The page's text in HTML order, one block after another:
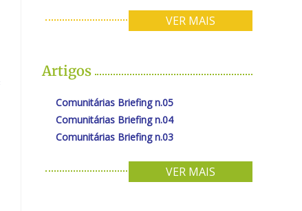
VER MAIS
Artigos
Comunitárias Briefing n.05
Comunitárias Briefing n.04
Comunitárias Briefing n.03
VER MAIS